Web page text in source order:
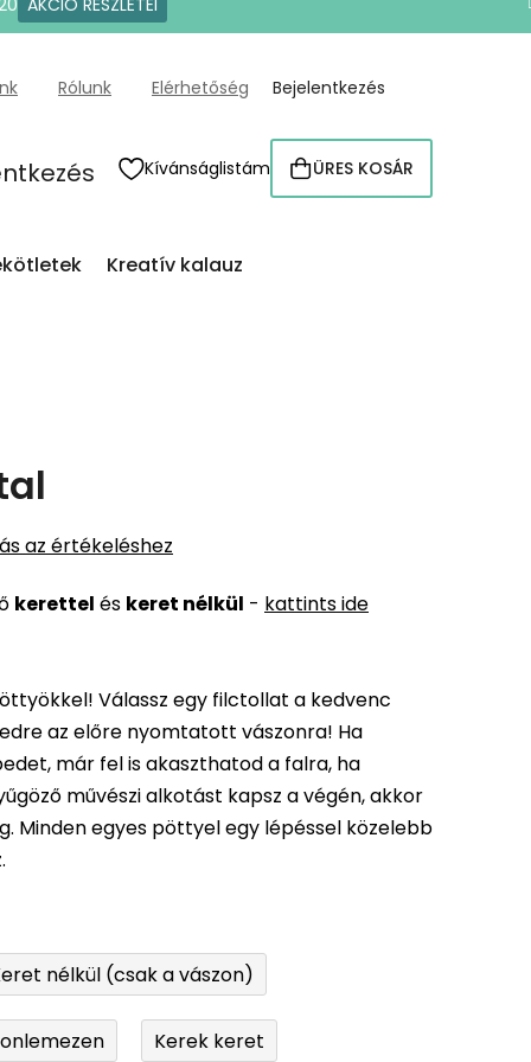
AKCIÓ RÉSZLETEI
Rólunk Elérhetőség Bejelentkezés
Kívánságlistám KOSÁR
ÜRES KOSÁR
Kreatív kalauz
az értékeléshez
kerettel és keret nélkül - kattints ide
Válassz egy filctollat a kedvenc
az előre nyomtatott vászonra! Ha
már fel is akaszthatod a falra, ha
művészi alkotást kapsz a végén, akkor
Minden egyes pöttyel egy lépéssel közelebb
nélkül (csak a vászon)
Kerek keret